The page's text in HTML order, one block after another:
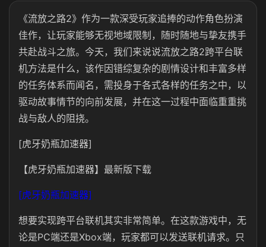
《流放之路2》作为一款深受玩家追捧的动作角色扮演
佳作，让玩家能够无视地域限制，随时随地与挚友携手
共赴战斗之旅。今天，我们来说说流放之路2跨平台联
机方法是什么，该作因错综复杂的剧情设计和丰富多样
的任务体系而闻名，需投身于各式各样的任务之中，以
驱动故事情节的向前发展，并在这一过程中面临重重挑
战与敌人的阻挠。
[虎牙奶瓶加速器]
【虎牙奶瓶加速器】最新版下载
[虎牙奶瓶加速器]
想要实现跨平台联机其实非常简单。在这款游戏中，无
论是PC端还是Xbox端，玩家都可以发送联机请求。只